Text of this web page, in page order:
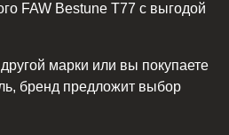
FAW Bestune T77 с выгодой
марки или вы покупаете
бренд предложит выбор